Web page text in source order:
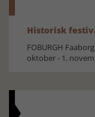
Historisk
FOBURGH
oktober - 1.